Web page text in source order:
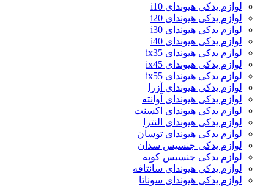
لوازم یدکی هیوندای i10
لوازم یدکی هیوندای i20
لوازم یدکی هیوندای i30
لوازم یدکی هیوندای i40
لوازم یدکی هیوندای ix35
لوازم یدکی هیوندای ix45
لوازم یدکی هیوندای ix55
لوازم یدکی هیوندای آزرا
لوازم یدکی هیوندای آوانته
لوازم یدکی هیوندای اکسنت
لوازم یدکی هیوندای النترا
لوازم یدکی هیوندای توسان
لوازم یدکی جنسیس سدان
لوازم یدکی جنسیس کوپه
لوازم یدکی هیوندای سانتافه
لوازم یدکی هیوندای سوناتا